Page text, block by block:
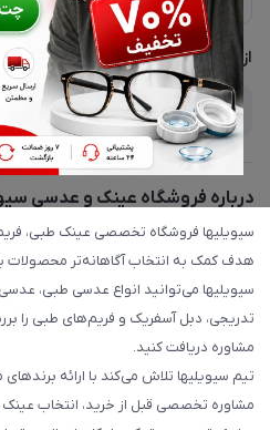
لیست محصولات
درباره ما
پشتیبانی واتساپ 09397003162
از جدید‌ترین تخفیف‌ها با‌ خبر شوید
درباره فروشگاه عینک و عدسی
سیویلیها فروشگاه تخصصی عینک طبی،
هدف کمک به انتخاب آگاهانه‌تر محصولات
سیویلیها می‌توانید انواع عدسی طبی،
تدریجی، دبل آسفریک و فریم‌های طبی را
مشاوره دریافت کنید.
تیم سیویلیها تلاش می‌کند با ارائه
مشاوره تخصصی قبل از خرید، انتخاب عینک